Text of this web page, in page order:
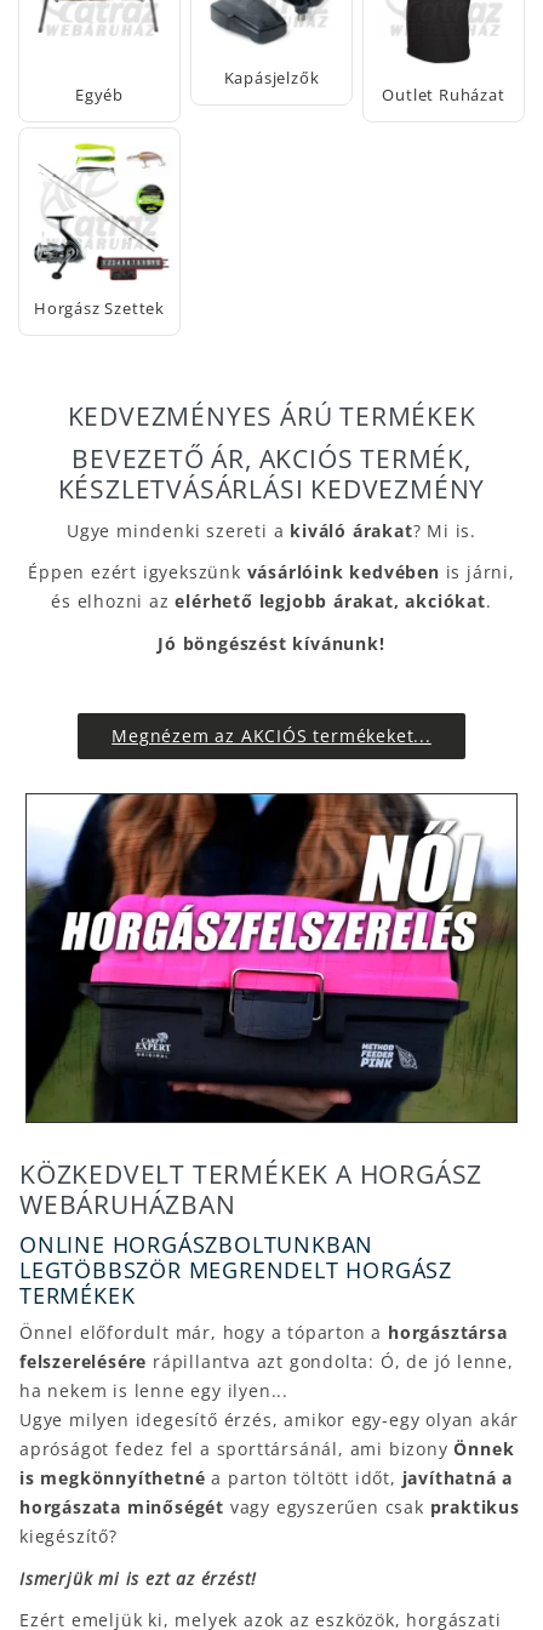
Egyéb
Kapásjelzők
Outlet Ruházat
Horgász Szettek
KEDVEZMÉNYES ÁRÚ TERMÉKEK
BEVEZETŐ ÁR, AKCIÓS TERMÉK,
KÉSZLETVÁSÁRLÁSI KEDVEZMÉNY
Ugye mindenki szereti a kiváló árakat? Mi is.
Éppen ezért igyekszünk vásárlóink kedvében is járni,
és elhozni az elérhető legjobb árakat, akciókat.
Jó böngészést kívánunk!
Megnézem az AKCIÓS termékeket...
KÖZKEDVELT TERMÉKEK A HORGÁSZ
WEBÁRUHÁZBAN
ONLINE HORGÁSZBOLTUNKBAN
LEGTÖBBSZÖR MEGRENDELT HORGÁSZ
TERMÉKEK
Önnel előfordult már, hogy a tóparton a horgásztársa
felszerelésére rápillantva azt gondolta: Ó, de jó lenne,
ha nekem is lenne egy ilyen...
Ugye milyen idegesítő érzés, amikor egy-egy olyan akár
apróságot fedez fel a sporttársánál, ami bizonyÖnnek
is megkönnyíthetné a parton töltött időt, javíthatná a
horgászata minőségét vagy egyszerűen csak praktikus
kiegészítő?
Ismerjük mi is ezt az érzést!
Ezért emeljük ki, melyek azok az eszközök, horgászati